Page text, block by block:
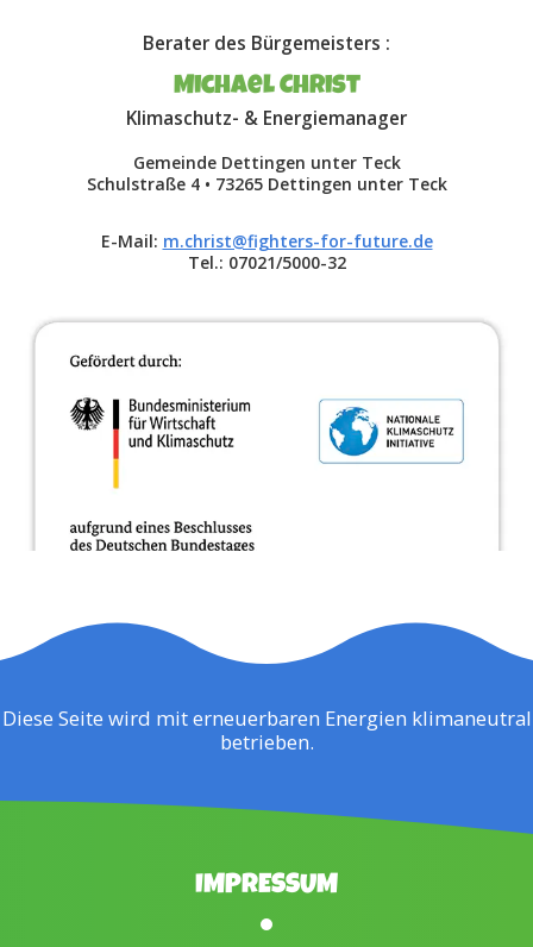
Berater des Bürgemeisters :
Michael Christ
Klimaschutz- & Energiemanager
Gemeinde Dettingen unter Teck
Schulstraße 4 • 73265 Dettingen unter Teck
E-Mail: m.christ@fighters-for-future.de
Tel.: 07021/5000-32
Diese Seite wird mit erneuerbaren Energien klimaneutral
betrieben.
IMPRESSUM